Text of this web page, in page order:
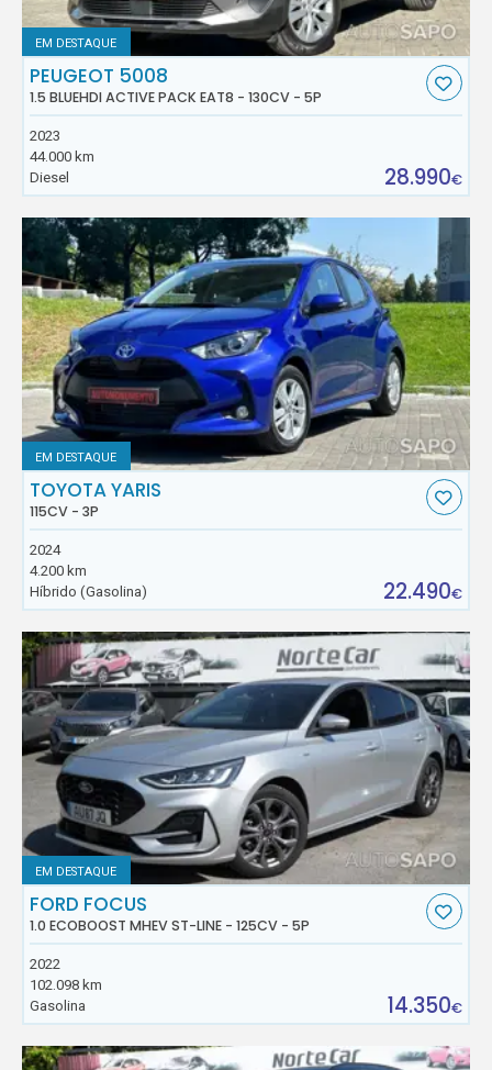
EM DESTAQUE
PEUGEOT 5008
1.5 BLUEHDI ACTIVE PACK EAT8 - 130CV - 5P
2023
44.000 km
Diesel
28.990€
EM DESTAQUE
TOYOTA YARIS
115CV - 3P
2024
4.200 km
Híbrido (Gasolina)
22.490€
EM DESTAQUE
FORD FOCUS
1.0 ECOBOOST MHEV ST-LINE - 125CV - 5P
2022
102.098 km
Gasolina
14.350€